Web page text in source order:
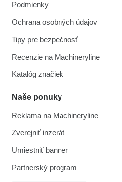
Podmienky
Ochrana osobných údajov
Tipy pre bezpečnosť
Recenzie na Machineryline
Katalóg značiek
Naše ponuky
Reklama na Machineryline
Zverejniť inzerát
Umiestniť banner
Partnerský program